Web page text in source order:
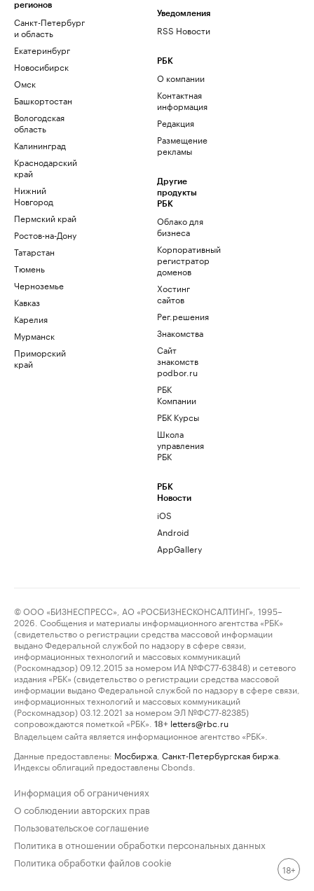
регионов
Санкт-Петербург
и область
Екатеринбург
Новосибирск
Омск
Башкортостан
Вологодская
область
Калининград
Краснодарский
край
Нижний
Новгород
Пермский край
Ростов-на-Дону
Татарстан
Тюмень
Черноземье
Кавказ
Карелия
Мурманск
Приморский
край
Уведомления
RSS Новости
РБК
О компании
Контактная
информация
Редакция
Размещение
рекламы
Другие
продукты
РБК
Облако для
бизнеса
Корпоративный
регистратор
доменов
Хостинг
сайтов
Рег.решения
Знакомства
Сайт
знакомств
podbor.ru
РБК
Компании
РБК Курсы
Школа
управления
РБК
РБК
Новости
iOS
Android
AppGallery
© ООО «БИЗНЕСПРЕСС», АО «РОСБИЗНЕСКОНСАЛТИНГ», 1995–
2026. Сообщения и материалы информационного агентства «РБК»
(свидетельство о регистрации средства массовой информации
выдано Федеральной службой по надзору в сфере связи,
информационных технологий и массовых коммуникаций
(Роскомнадзор) 09.12.2015 за номером ИА №ФС77-63848) и сетевого
издания «РБК» (свидетельство о регистрации средства массовой
информации выдано Федеральной службой по надзору в сфере связи,
информационных технологий и массовых коммуникаций
(Роскомнадзор) 03.12.2021 за номером ЭЛ №ФС77-82385)
сопровождаются пометкой «РБК».
18+ letters@rbc.ru
Владельцем сайта является информационное агентство «РБК».
Данные предоставлены: Мосбиржа Санкт-Петербургская биржа
Индексы облигаций предоставлены Cbonds.
Информация об ограничениях
О соблюдении авторских прав
Пользовательское соглашение
Политика в отношении обработки персональных данных
Политика обработки файлов cookie
18+